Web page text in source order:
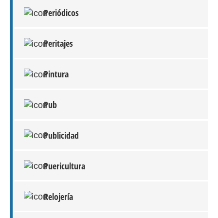
Periódicos
Peritajes
Pintura
Pub
Publicidad
Puericultura
Relojería